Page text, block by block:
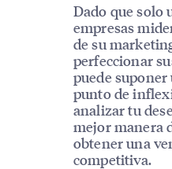
Dado que solo
empresas
de su
perfeccionar
puede
punto de
analizar tu
mejor manera
obtener una
competitiva.